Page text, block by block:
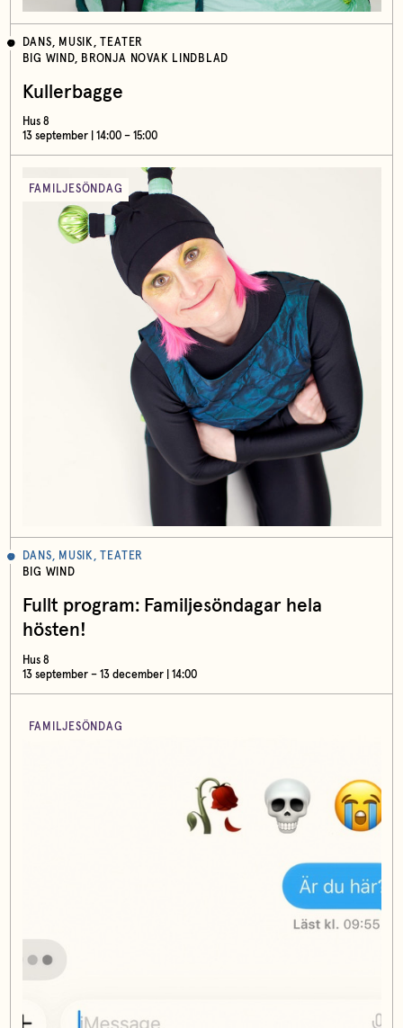
DANS, MUSIK, TEATER
BIG WIND, BRONJA NOVAK LINDBLAD
Kullerbagge
Hus 8
13 september | 14:00 – 15:00
FAMILJESÖNDAG
DANS, MUSIK, TEATER
BIG WIND
Fullt program: Familjesöndagar hela
hösten!
Hus 8
13 september – 13 december | 14:00
FAMILJESÖNDAG